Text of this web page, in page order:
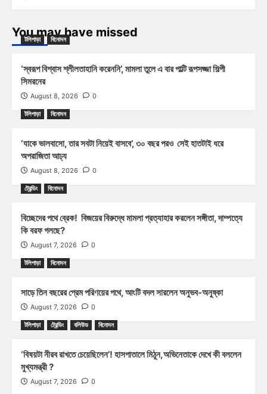
You may have missed
টলিপাড়া বিনোদন
‘স্বরূপ বিশ্বাস শ্লীলতাহানি করেননি’, মামলা তুলে এ বার পাল্টি রূপসজ্জা শিল্পী
সিমরনের
August 8, 2026 0
টলিপাড়া বিনোদন
‘যাকে ভালবাসো, তার সবটা নিয়েই বাসবে’, ৩০ বছর পরও সেই হাতটাই ধরে
অপরাজিতা আঢ্য
August 8, 2026 0
ট্রেন্ডিং বিনোদন
বিচ্ছেদের পথে ব্রেক! বিজয়ের বিরুদ্ধে মামলা প্রত্যাহার করলেন সঙ্গীতা, দাম্পত্যে
কি বরফ গলছে?
August 7, 2026 0
টলিপাড়া বিনোদন
সাড়ে তিন বছরের প্রেম পরিণয়ের পথে, আংটি বদল সারলেন অনুভব-অনুষ্কা
August 7, 2026 0
টলিপাড়া ট্রেন্ডিং বলিউড বিনোদন
‘বিষয়টা নীরব রাখতে চেয়েছিলেন’! হাসপাতালে মিঠুন,অভিনেতাকে দেখে কী বললেন
মুখ্যমন্ত্রী ?
August 7, 2026 0